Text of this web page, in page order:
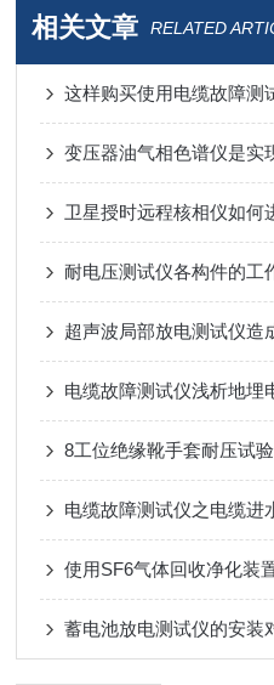
相关文章 RELATED
这样购买使用电缆故障测
变压器油气相色谱仪是实
卫星授时远程核相仪如何
耐电压测试仪各构件的工
超声波局部放电测试仪造
电缆故障测试仪浅析地埋
8工位绝缘靴手套耐压试
电缆故障测试仪之电缆进
蓄电池放电测试仪的安装